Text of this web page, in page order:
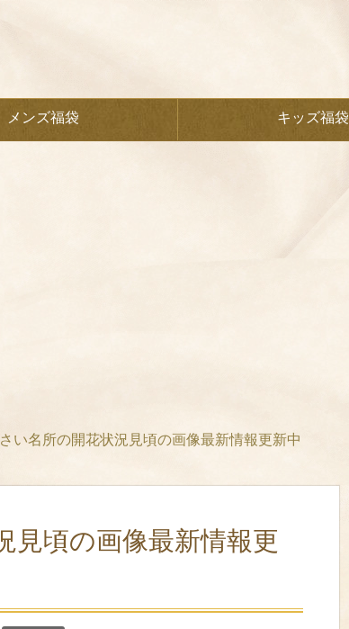
メンズ福袋 キッズ福袋
い名所の開花状況見頃の画像最新情報更新中
見頃の画像最新情報更